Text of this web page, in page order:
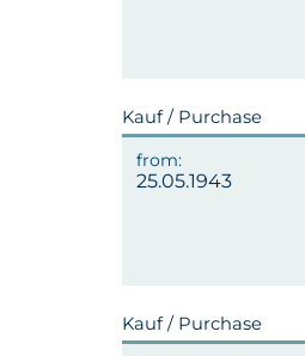
Kauf / Purchase
25.05.1943
Kauf / Purchase